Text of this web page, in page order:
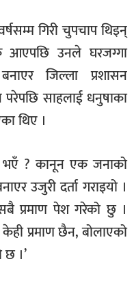
गिरी चुपचाप थिइन्
आएपछि उनले घरजग्गा
जिल्ला प्रशासन
परेपछि साहलाई धनुषाका
थिए ।
भएँ ? कानून एक जनाको
उजुरी दर्ता गराइयो ।
प्रमाण पेश गरेको छु ।
प्रमाण छैन, बोलाएको
।’